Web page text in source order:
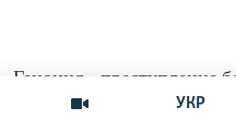
УКР
Геноцид - преступление
pic.twitter.com/